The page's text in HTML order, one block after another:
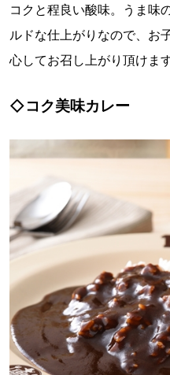
コクと程良い酸味。うま味
ルドな仕上がりなので、お
心してお召し上がり頂けます
◇コク美味カレー